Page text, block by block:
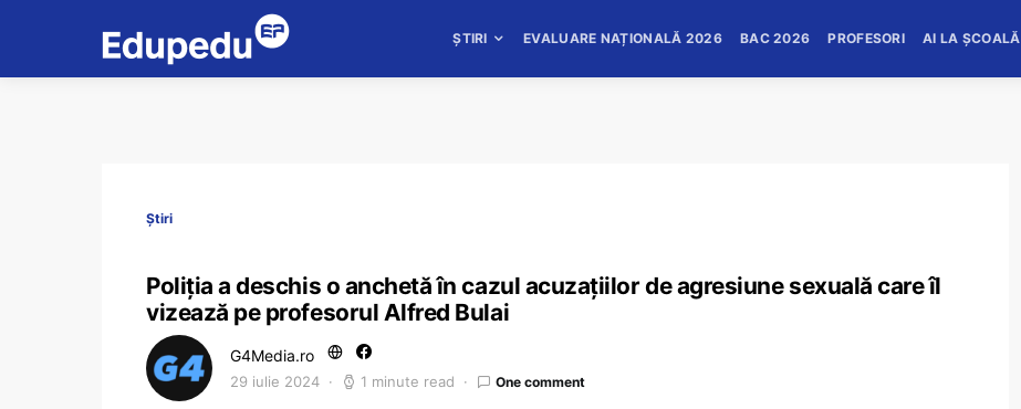
ȘTIRI EVALUARE NAȚIONALĂ 2026 BAC 2026 PROFESORI AI LA ȘCOALĂ
Știri
Poliția a deschis o anchetă în cazul acuzațiilor de agresiune sexuală care îl
vizează pe profesorul Alfred Bulai
G4Media.ro
29 iulie 2024 1 minute read One comment